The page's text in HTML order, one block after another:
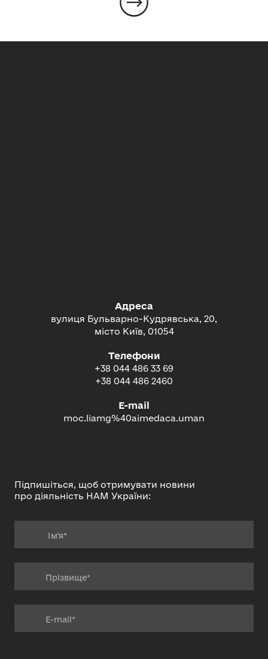
Адреса
вулиця Бульварно-Кудрявська, 20,
місто Київ, 01054
Телефони
+38 044 486 33 69
+38 044 486 2460
E-mail
moc.liamg%40aimedaca.uman
Підпишіться, щоб отримувати новини
про діяльність НАМ України: